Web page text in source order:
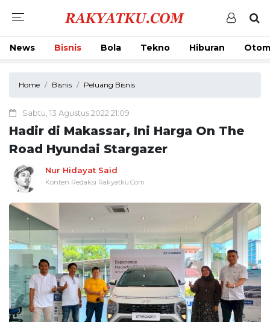
News Bisnis Bola Tekno Hiburan
Home Bisnis Peluang Bisnis
Sabtu, 13 Agustus 2022 21:09
Hadir di Makassar, Ini Harga On The
Road Hyundai Stargazer
Nur Hidayat Said
Konten Redaksi Rakyatku.Com